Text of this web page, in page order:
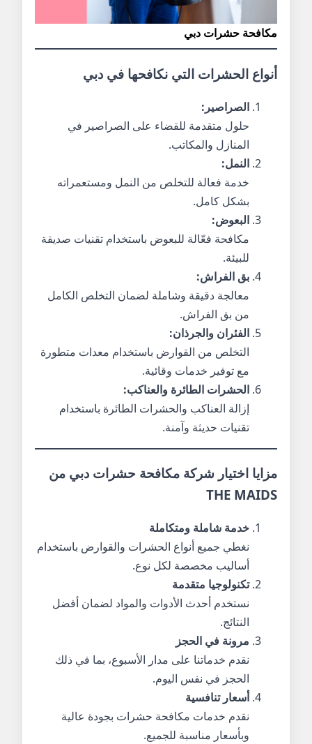
مكافحة حشرات دبي
أنواع الحشرات التي نكافحها في دبي
الصراصير:
حلول متقدمة للقضاء على الصراصير في
المنازل والمكاتب.
النمل:
خدمة فعالة للتخلص من النمل ومستعمراته
بشكل كامل.
البعوض:
مكافحة فعّالة للبعوض باستخدام تقنيات صديقة
للبيئة.
بق الفراش:
معالجة دقيقة وشاملة لضمان التخلص الكامل
من بق الفراش.
الفئران والجرذان:
التخلص من القوارض باستخدام معدات متطورة
مع توفير خدمات وقائية.
الحشرات الطائرة والعناكب:
إزالة العناكب والحشرات الطائرة باستخدام
تقنيات حديثة وآمنة.
مزايا اختيار شركة مكافحة حشرات دبي من
THE MAIDS
خدمة شاملة ومتكاملة
نغطي جميع أنواع الحشرات والقوارض باستخدام
أساليب مخصصة لكل نوع.
تكنولوجيا متقدمة
نستخدم أحدث الأدوات والمواد لضمان أفضل
النتائج.
مرونة في الحجز
نقدم خدماتنا على مدار الأسبوع، بما في ذلك
الحجز في نفس اليوم.
أسعار تنافسية
نقدم خدمات مكافحة حشرات بجودة عالية
وبأسعار مناسبة للجميع.